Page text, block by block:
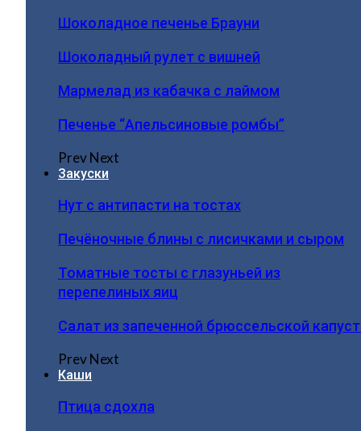
Шоколадное печенье Брауни
Шоколадный рулет с вишней
Мармелад из кабачка с лаймом
Печенье “Апельсиновые ромбы”
PrevNext
Закуски
Нут с антипасти на тостах
Печёночные блины с лисичками и сыром
Томатные тосты с глазуньей из
перепелиных яиц
Салат из запеченной брюссельской
PrevNext
Каши
Птица сдохла